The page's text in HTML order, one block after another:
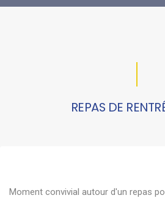
REPAS DE
Moment convivial autour d'un repas